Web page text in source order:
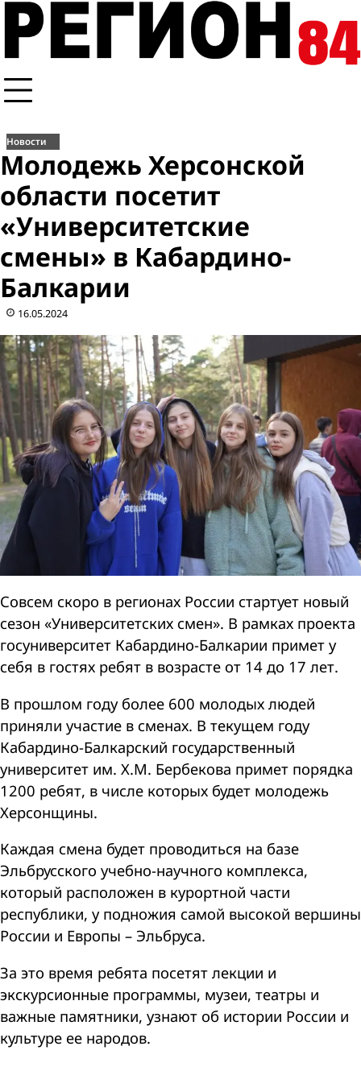
Перейти
содержимому
Новости
Молодежь Херсонской
области посетит
«Университетские
смены» в Кабардино-
Балкарии
16.05.2024
Совсем скоро в регионах России стартует новый
сезон «Университетских смен». В рамках проекта
госуниверситет Кабардино-Балкарии примет у
себя в гостях ребят в возрасте от 14 до 17 лет.
В прошлом году более 600 молодых людей
приняли участие в сменах. В текущем году
Кабардино-Балкарский государственный
университет им. Х.М. Бербекова примет порядка
1200 ребят, в числе которых будет молодежь
Херсонщины.
Каждая смена будет проводиться на базе
Эльбрусского учебно-научного комплекса,
который расположен в курортной части
республики, у подножия самой высокой вершины
России и Европы – Эльбруса.
За это время ребята посетят лекции и
экскурсионные программы, музеи, театры и
важные памятники, узнают об истории России и
культуре ее народов.